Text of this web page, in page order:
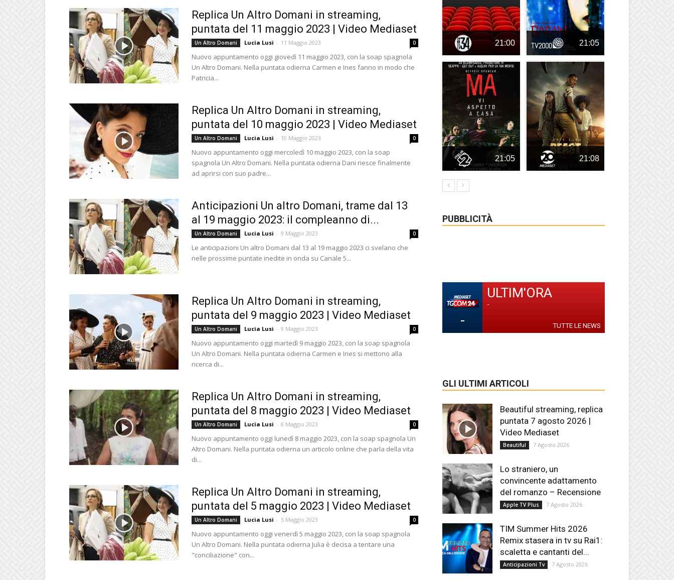
Replica Un Altro Domani in streaming,
puntata del 11 maggio 2023 | Video Mediaset
Un Altro Domani Lucia Lusi - 11 Maggio 2023 0
Nuovo appuntamento oggi giovedì 11 maggio 2023, con la soap spagnola
Un Altro Domani. Nella puntata odierna Carmen e Ines fanno in modo che
Patricia...
Replica Un Altro Domani in streaming,
puntata del 10 maggio 2023 | Video Mediaset
Un Altro Domani Lucia Lusi - 10 Maggio 2023 0
Nuovo appuntamento oggi mercoledì 10 maggio 2023, con la soap
spagnola Un Altro Domani. Nella puntata odierna Dani riesce finalmente
ad aprirsi con suo padre...
Anticipazioni Un altro Domani, trame dal 13
al 19 maggio 2023: il compleanno di...
Un Altro Domani Lucia Lusi - 9 Maggio 2023 0
Le anticipazioni Un altro Domani dal 13 al 19 maggio 2023 ci svelano che
nelle prossime puntate inedite in onda su Canale 5...
Replica Un Altro Domani in streaming,
puntata del 9 maggio 2023 | Video Mediaset
Un Altro Domani Lucia Lusi - 9 Maggio 2023 0
Nuovo appuntamento oggi martedì 9 maggio 2023, con la soap spagnola
Un Altro Domani. Nella puntata odierna Carmen e Ines si mettono alla
ricerca di...
Replica Un Altro Domani in streaming,
puntata del 8 maggio 2023 | Video Mediaset
Un Altro Domani Lucia Lusi - 8 Maggio 2023 0
Nuovo appuntamento oggi lunedì 8 maggio 2023, con la soap spagnola Un
Altro Domani. Nella puntata odierna un articolo online che parla della vita
di...
Replica Un Altro Domani in streaming,
puntata del 5 maggio 2023 | Video Mediaset
Un Altro Domani Lucia Lusi - 5 Maggio 2023 0
Nuovo appuntamento oggi venerdì 5 maggio 2023, con la soap spagnola
Un Altro Domani. Nella puntata odierna Julia è decisa a tentare una
"conciliazione" con...
21:00 21:05
21:05 21:08
PUBBLICITÀ
-
ULTIM'ORA
-
TUTTE LE NEWS
GLI ULTIMI ARTICOLI
Beautiful streaming, replica
puntata 7 agosto 2026 |
Video Mediaset
Beautiful 7 Agosto 2026
Lo straniero, un
convincente adattamento
del romanzo – Recensione
Apple TV Plus 7 Agosto 2026
TIM Summer Hits 2026
Remix stasera in tv su Rai1:
scaletta e cantanti del...
Anticipazioni Tv 7 Agosto 2026